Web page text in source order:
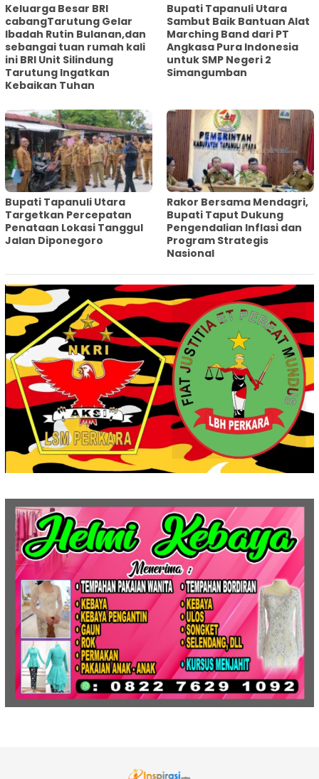
Keluarga Besar BRI
cabangTarutung Gelar
Ibadah Rutin Bulanan,dan
sebangai tuan rumah kali
ini BRI Unit Silindung
Tarutung Ingatkan
Kebaikan Tuhan
Bupati Tapanuli Utara
Sambut Baik Bantuan Alat
Marching Band dari PT
Angkasa Pura Indonesia
untuk SMP Negeri 2
Simangumban
‎Bupati Tapanuli Utara
Targetkan Percepatan
Penataan Lokasi Tanggul
Jalan Diponegoro
Rakor Bersama Mendagri,
Bupati Taput Dukung
Pengendalian Inflasi dan
Program Strategis
Nasional‎